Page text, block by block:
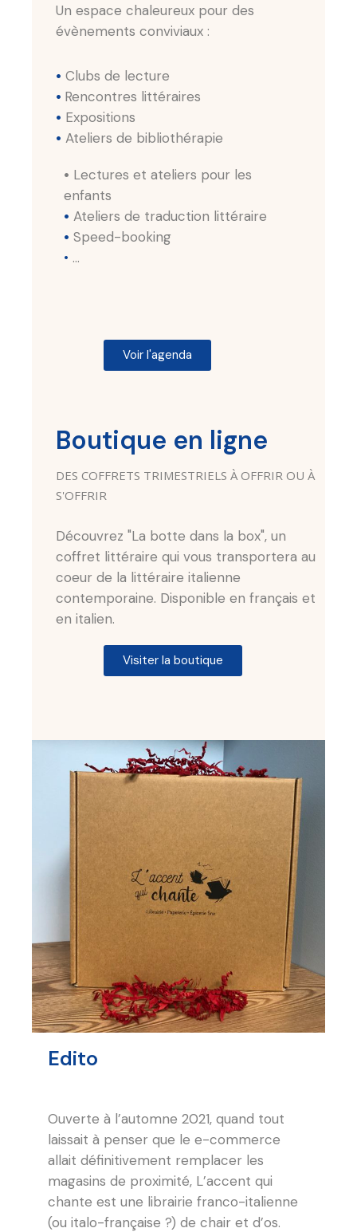
Un espace chaleureux pour des
évènements conviviaux :
• Clubs de lecture
• Rencontres littéraires
• Expositions
• Ateliers de bibliothérapie
• Lectures et ateliers pour les
enfants
• Ateliers de traduction littéraire
• Speed-booking
• …
Voir l'agenda
Boutique en ligne
DES COFFRETS TRIMESTRIELS À OFFRIR OU À
S'OFFRIR
Découvrez "La botte dans la box", un
coffret littéraire qui vous transportera au
coeur de la littéraire italienne
contemporaine. Disponible en français et
en italien.
Visiter la boutique
Edito
Ouverte à l’automne 2021, quand tout
laissait à penser que le e-commerce
allait définitivement remplacer les
magasins de proximité, L’accent qui
chante est une librairiefranco-italienne
(ou italo-française ?) de chair et d’os.